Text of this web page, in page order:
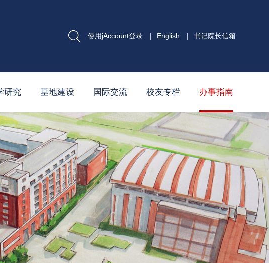
使用jAccount登录 | English | 书记院长信箱
研究 基地建设 国际交流 校友专栏 办事指南